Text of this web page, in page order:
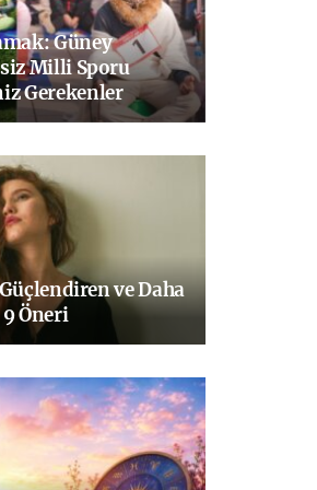
Güney
Milli Sporu
Gerekenler
ve Daha
Öneri